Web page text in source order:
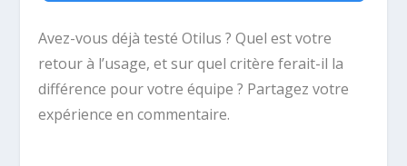
Avez-vous déjà testé Otilus ? Quel est votre
retour à l’usage, et sur quel critère ferait-il la
différence pour votre équipe ? Partagez votre
expérience en commentaire.